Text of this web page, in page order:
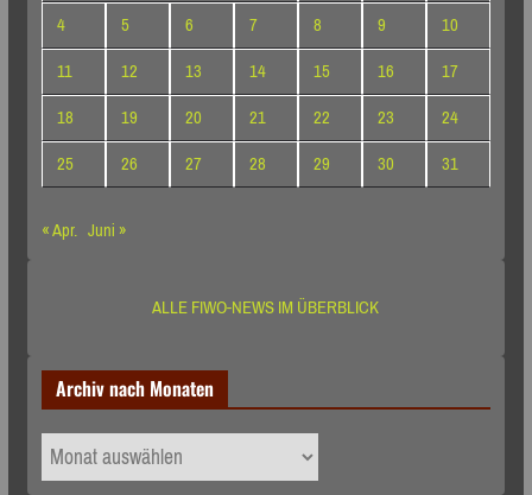
4
5 6 7 8 9
10
11
12 13 14 15 16
17
18
19 20 21 22 23
24
25
26 27 28 29 30
31
« Apr. Juni »
ALLE FIWO-NEWS IM ÜBERBLICK
Archiv nach Monaten
Archiv
nach